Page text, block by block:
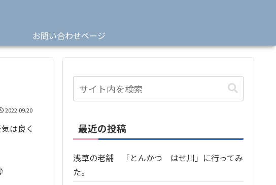
お問い合わせページ
2022.09.20
は良く
最近の投稿
浅草の老舗 「とんかつ はせ川」に行ってみ
た。